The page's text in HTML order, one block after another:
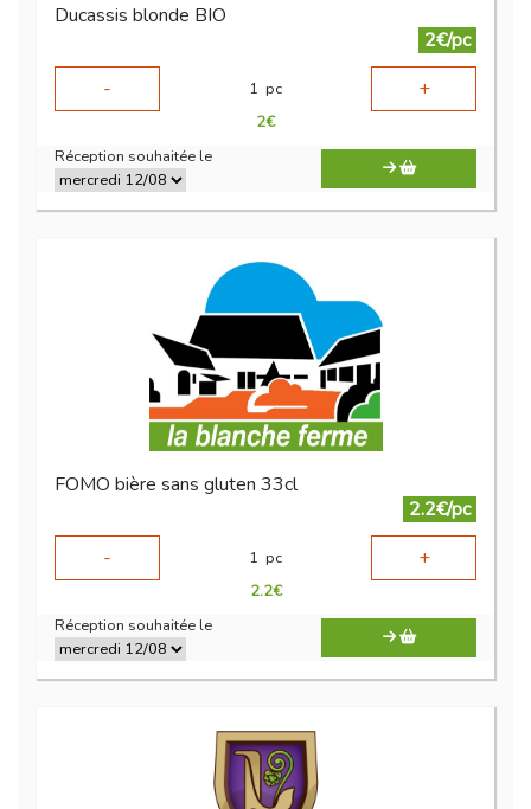
Ducassis blonde BIO
2€/pc
-
1 pc +
2€
Réception souhaitée le
FOMO bière sans gluten 33cl
2.2€/pc
-
1 pc +
2.2€
Réception souhaitée le